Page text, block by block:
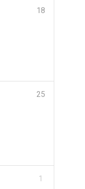
18
25
1